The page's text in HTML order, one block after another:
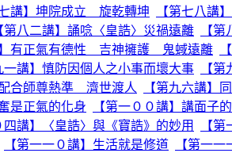
七講】坤院成立 旋乾轉坤 【第七八講
第八二講】誦唸〈皇誥〉災禍遠離 【
】有正氣有德性 吉神擁護 鬼蜮遠離
一講】慎防因個人之小事而壞大事 【
合師尊熱準 濟世渡人 【第九六講】
是正氣的化身 【第一００講】講面子
四講】〈皇誥〉與《寶誥》的妙用 【
【第一一０講】生活就是修道 【第一